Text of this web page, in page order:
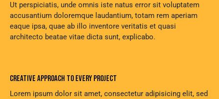
Ut perspiciatis, unde omnis iste natus error sit voluptatem
accusantium doloremque laudantium, totam rem aperiam
eaque ipsa, quae ab illo inventore veritatis et quasi
architecto beatae vitae dicta sunt, explicabo.
CREATIVE APPROACH TO EVERY PROJECT
Lorem ipsum dolor sit amet, consectetur adipisicing elit, sed